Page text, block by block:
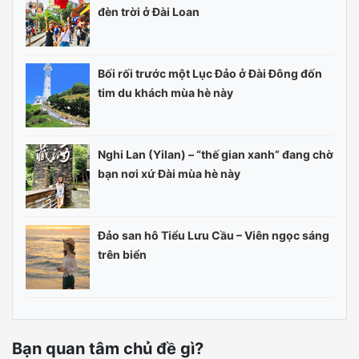
đèn trời ở Đài Loan
Bối rối trước một Lục Đảo ở Đài Đông đốn
tim du khách mùa hè này
Nghi Lan (Yilan) – “thế gian xanh” đang chờ
bạn nơi xứ Đài mùa hè này
Đảo san hô Tiểu Lưu Cầu – Viên ngọc sáng
trên biển
Bạn quan tâm chủ đề gì?